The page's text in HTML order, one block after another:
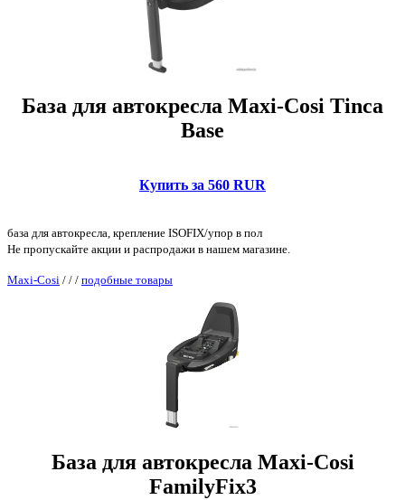
База для автокресла Maxi-Cosi Tinca
Base
Купить за 560 RUR
база для автокресла, крепление ISOFIX/упор в пол
Не пропускайте акции и распродажи в нашем магазине.
Maxi-Cosi / / / подобные товары
База для автокресла Maxi-Cosi
FamilyFix3